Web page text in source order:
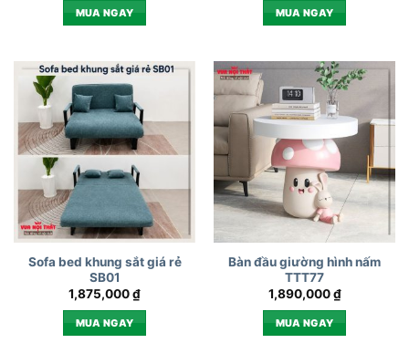
MUA NGAY MUA NGAY
Sofa bed khung sắt giá rẻ
SB01
1,875,000₫
MUA NGAY
Bàn đầu giường hình nấm
TTT77
1,890,000₫
MUA NGAY